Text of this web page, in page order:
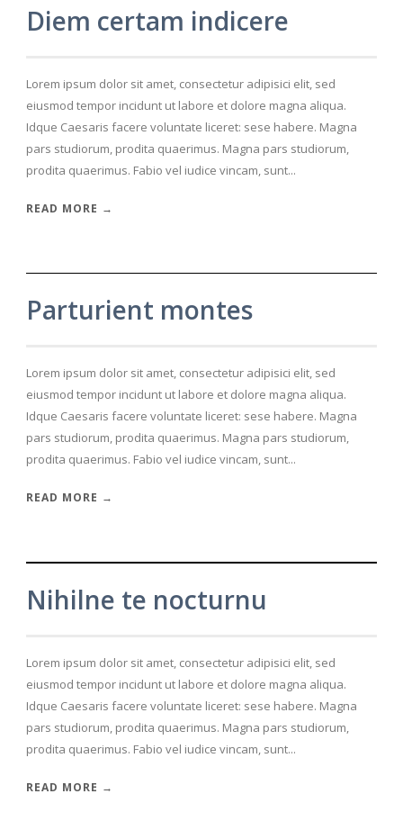
Diem certam indicere
Lorem ipsum dolor sit amet, consectetur adipisici elit, sed
eiusmod tempor incidunt ut labore et dolore magna aliqua.
Idque Caesaris facere voluntate liceret: sese habere. Magna
pars studiorum, prodita quaerimus. Magna pars studiorum,
prodita quaerimus. Fabio vel iudice vincam, sunt...
READ MORE →
Parturient montes
Lorem ipsum dolor sit amet, consectetur adipisici elit, sed
eiusmod tempor incidunt ut labore et dolore magna aliqua.
Idque Caesaris facere voluntate liceret: sese habere. Magna
pars studiorum, prodita quaerimus. Magna pars studiorum,
prodita quaerimus. Fabio vel iudice vincam, sunt...
READ MORE →
Nihilne te nocturnu
Lorem ipsum dolor sit amet, consectetur adipisici elit, sed
eiusmod tempor incidunt ut labore et dolore magna aliqua.
Idque Caesaris facere voluntate liceret: sese habere. Magna
pars studiorum, prodita quaerimus. Magna pars studiorum,
prodita quaerimus. Fabio vel iudice vincam, sunt...
READ MORE →